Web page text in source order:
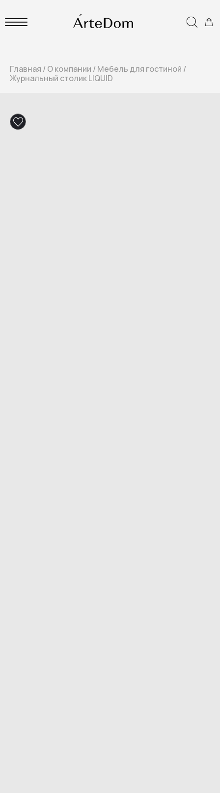
Главная /О компании /Мебель для гостиной /
Журнальный столик LIQUID